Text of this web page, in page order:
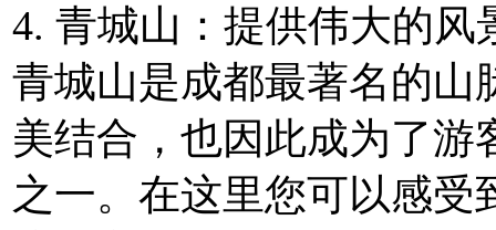
4. 青城山：提供伟大的风
青城山是成都最著名的山
美结合，也因此成为了游
之一。在这里您可以感